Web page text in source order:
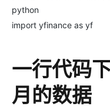
python
import yfinance as yf
一行代码
月的数据